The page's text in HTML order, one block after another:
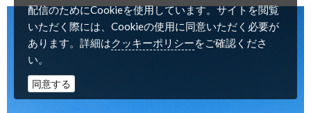
配信のためにCookieを使用しています。サイトを閲覧
いただく際には、Cookieの使用に同意いただく必要が
あります。詳細はクッキーポリシーをご確認くださ
い。
同意する